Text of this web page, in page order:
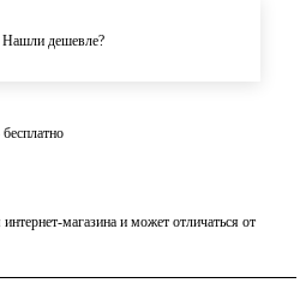
Нашли дешевле?
магазина и может отличаться от